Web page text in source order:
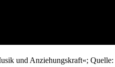
und Anziehungskraft«; Quelle: